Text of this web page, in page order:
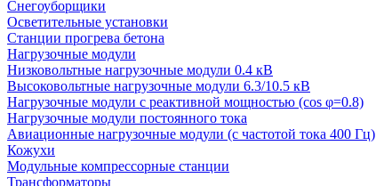
Снегоуборщики
Осветительные установки
Станции прогрева бетона
Нагрузочные модули
Низковольтные нагрузочные модули 0.4 кВ
Высоковольтные нагрузочные модули 6.3/10.5 кВ
Нагрузочные модули с реактивной мощностью (cos φ=0.8)
Нагрузочные модули постоянного тока
Авиационные нагрузочные модули (с частотой тока 400 Гц)
Кожухи
Модульные компрессорные станции
Трансформаторы